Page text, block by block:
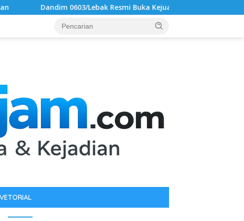
Resmi Buka Kejuaraan Karate Antar Dojo INKAI, Jaring Bibit